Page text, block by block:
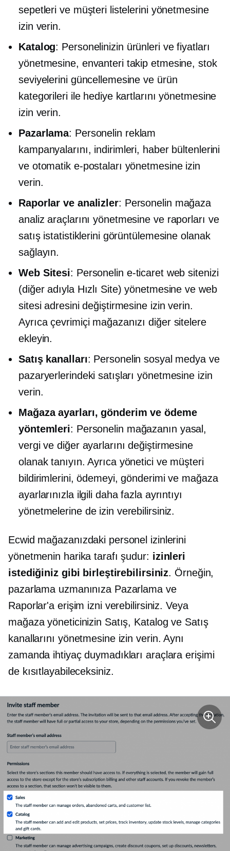
sepetleri ve müşteri listelerini yönetmesine
izin verin.
Katalog: Personelinizin ürünleri ve fiyatları
yönetmesine, envanteri takip etmesine, stok
seviyelerini güncellemesine ve ürün
kategorileri ile hediye kartlarını yönetmesine
izin verin.
Pazarlama: Personelin reklam
kampanyalarını, indirimleri, haber bültenlerini
ve otomatik e-postaları yönetmesine izin
verin.
Raporlar ve analizler: Personelin mağaza
analiz araçlarını yönetmesine ve raporları ve
satış istatistiklerini görüntülemesine olanak
sağlayın.
Web Sitesi: Personelin e-ticaret web sitenizi
(diğer adıyla Hızlı Site) yönetmesine ve web
sitesi adresini değiştirmesine izin verin.
Ayrıca çevrimiçi mağazanızı diğer sitelere
ekleyin.
Satış kanalları: Personelin sosyal medya ve
pazaryerlerindeki satışları yönetmesine izin
verin.
Mağaza ayarları, gönderim ve ödeme
yöntemleri: Personelin mağazanın yasal,
vergi ve diğer ayarlarını değiştirmesine
olanak tanıyın. Ayrıca yönetici ve müşteri
bildirimlerini, ödemeyi, gönderimi ve mağaza
ayarlarınızla ilgili daha fazla ayrıntıyı
yönetmelerine de izin verebilirsiniz.
Ecwid mağazanızdaki personel izinlerini
yönetmenin harika tarafı şudur: izinleri
istediğiniz gibi birleştirebilirsiniz. Örneğin,
pazarlama uzmanınıza Pazarlama ve
Raporlar'a erişim izni verebilirsiniz. Veya
mağaza yöneticinizin Satış, Katalog ve Satış
kanallarını yönetmesine izin verin. Aynı
zamanda ihtiyaç duymadıkları araçlara erişimi
de kısıtlayabileceksiniz.